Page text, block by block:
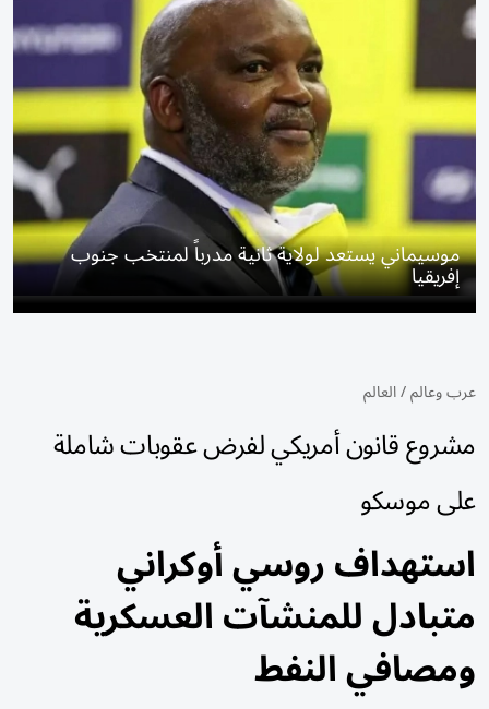
موسيماني يستعد لولاية ثانية مدرباً لمنتخب جنوب
إفريقيا
عرب وعالم/العالم
مشروع قانون أمريكي لفرض عقوبات شاملة
على موسكو
استهداف روسي أوكراني
متبادل للمنشآت العسكرية
ومصافي النفط